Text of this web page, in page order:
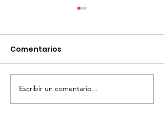
¡Acapulco y Guerrero
se Visten de Fiesta!
Comentarios
Escribir un comentario...